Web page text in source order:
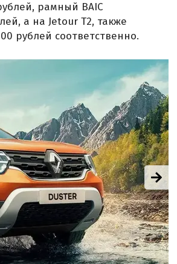
рамный BAIC
а на Jetour T2, также
рублей соответственно.